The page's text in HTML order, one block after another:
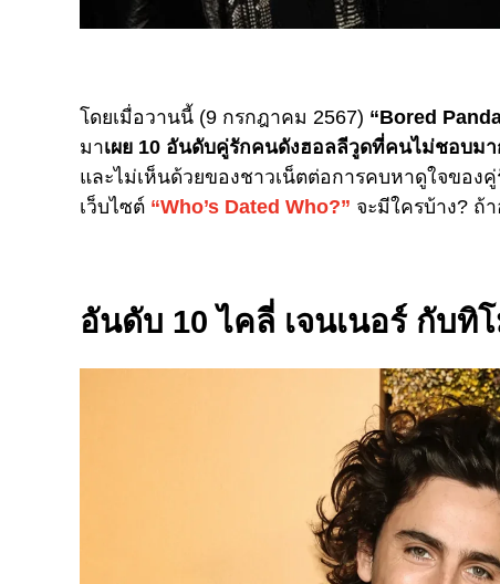
โดยเมื่อวานนี้ (9 กรกฎาคม 2567) “Bored
มาเผย 10 อันดับคู่รักคนดังฮอลลีวูดที่คนไม่ชอบมา
และไม่เห็นด้วยของชาวเน็ตต่อการคบหาดูใจขอ
เว็บไซต์ “Who’s Dated Who?” จะมีใครบ้าง? ถ้
อันดับ 10 ไคลี่ เจนเนอร์ กับทิ